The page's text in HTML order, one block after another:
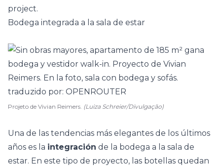
project.
Bodega integrada a la sala de estar
Projeto de Vivian Reimers. (Luiza Schreier/Divulgação)
Una de las tendencias más elegantes de los últimos
años es la integración de la bodega a la sala de
estar. En este tipo de proyecto, las botellas quedan